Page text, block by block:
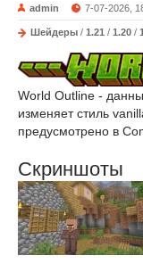
admin 7-07-2026,
Шейдеры / 1.21 / 1.20 /
World Outline -
изменяет стиль
предусмотрено в
Скриншоты